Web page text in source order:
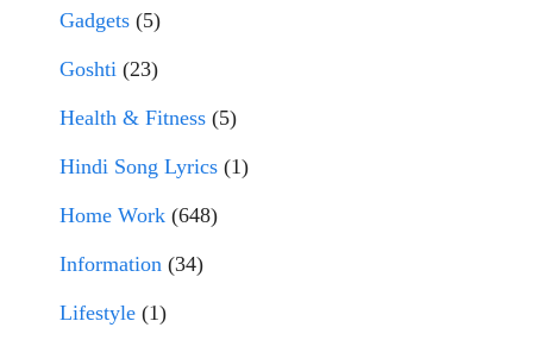
Gadgets (5)
Goshti (23)
Health & Fitness (5)
Hindi Song Lyrics (1)
Home Work (648)
Information (34)
Lifestyle (1)